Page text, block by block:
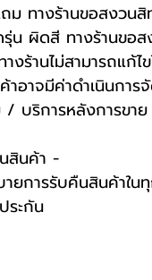
ม ทางร้านขอสงวน
ผิดสี ทางร้านขอส
ร้านไม่สามารถแก้ไ
อาจมีค่าดำเนินการ
บริการหลังการขา
สินค้า -️
ายการรับคืนสินค้า
ระกัน